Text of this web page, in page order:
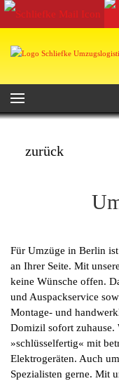
zurück
Für Umzüge in Berlin
an Ihrer Seite. Mit
keine Wünsche offen.
und Auspackservice
Montage- und
Domizil sofort zuhause.
»schlüsselfertig« mit
Elektrogeräten. Auch
Spezialisten gerne. Mit